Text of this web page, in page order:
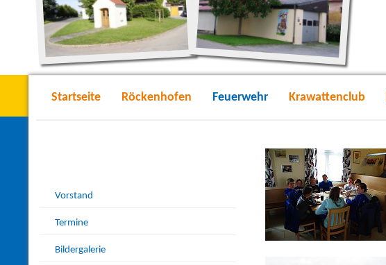
Startseite Röckenhofen Feuerwehr Krawattenclub
Vorstand
Termine
Bildergalerie